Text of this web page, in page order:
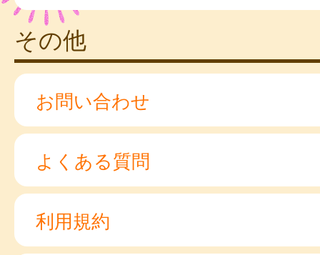
その他
お問い合わせ
よくある質問
利用規約